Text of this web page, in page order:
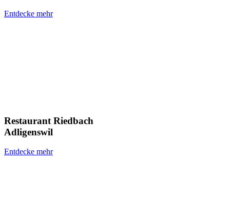
Entdecke mehr
Restaurant Riedbach
Adligenswil
Entdecke mehr